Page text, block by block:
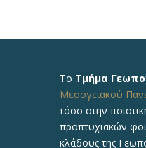
Το Τμήμα
Μεσογειακού
τόσο στην
προπτυχιακών
κλάδους της